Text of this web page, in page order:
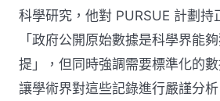
科學研究，他對 PURSUE 計劃持
「政府公開原始數據是科學界能
提」，但同時強調需要標準化的
讓學術界對這些記錄進行嚴謹分